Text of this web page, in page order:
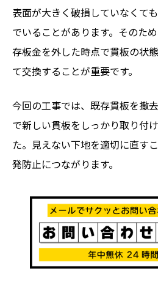
表面が大きく破損していなくて
でいることがあります。そのた
存板金を外した時点で貫板の状
て交換することが重要です。
今回の工事では、既存貫板を撤
で新しい貫板をしっかり取り付
た。見えない下地を適切に直す
発防止につながります。